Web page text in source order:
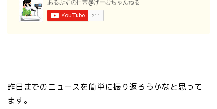
昨日までのニュースを簡単に振り返ろうかなと思って
ます。